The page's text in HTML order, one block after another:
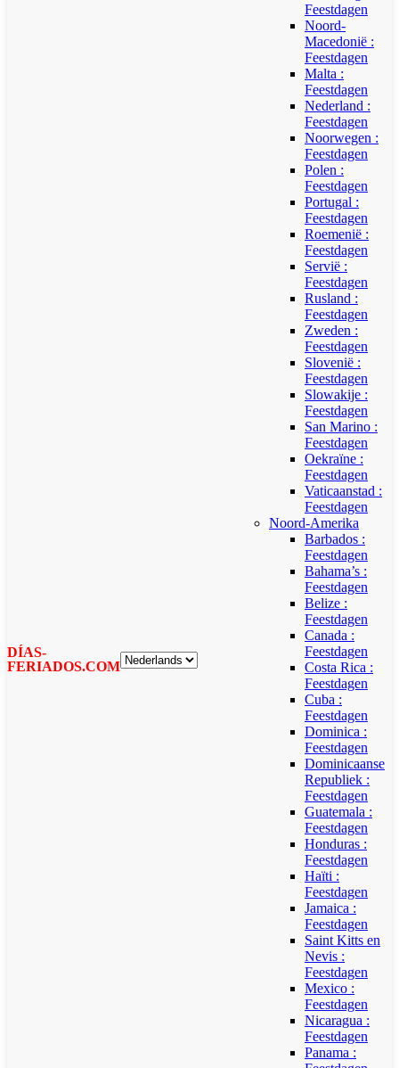
DÍAS-
FERIADOS.COM
Feestdagen
Noord-
Macedonië :
Feestdagen
Malta :
Feestdagen
Nederland :
Feestdagen
Noorwegen :
Feestdagen
Polen :
Feestdagen
Portugal :
Feestdagen
Roemenië :
Feestdagen
Servië :
Feestdagen
Rusland :
Feestdagen
Zweden :
Feestdagen
Slovenië :
Feestdagen
Slowakije :
Feestdagen
San Marino :
Feestdagen
Oekraïne :
Feestdagen
Vaticaanstad :
Feestdagen
Noord-Amerika
Barbados :
Feestdagen
Bahama’s :
Feestdagen
Belize :
Feestdagen
Canada :
Feestdagen
Costa Rica :
Feestdagen
Cuba :
Feestdagen
Dominica :
Feestdagen
Dominicaanse
Republiek :
Feestdagen
Guatemala :
Feestdagen
Honduras :
Feestdagen
Haïti :
Feestdagen
Jamaica :
Feestdagen
Saint Kitts en
Nevis :
Feestdagen
Mexico :
Feestdagen
Nicaragua :
Feestdagen
Panama :